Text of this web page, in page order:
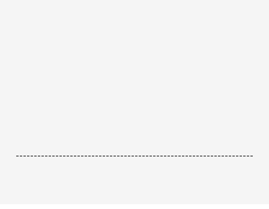
------------------------------------------------------------------